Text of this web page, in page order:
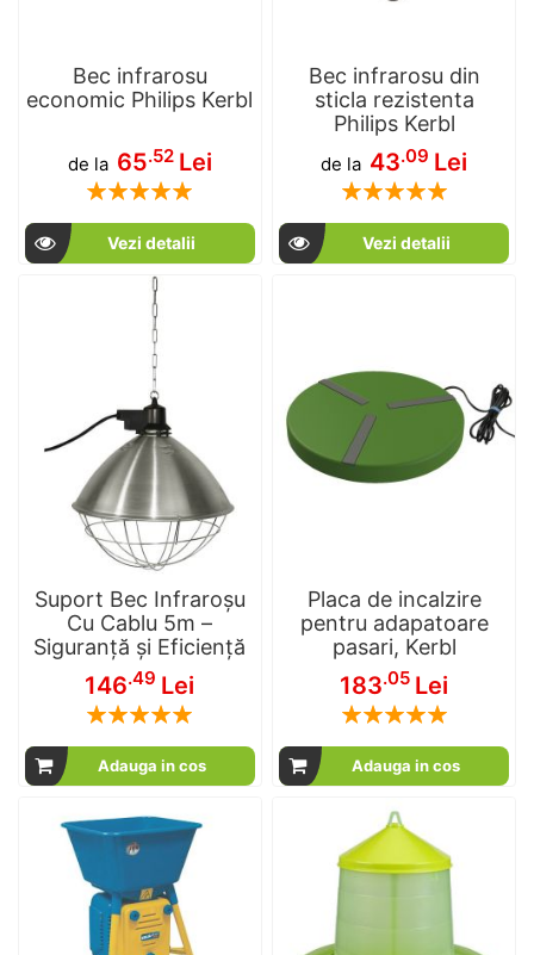
Bec infrarosu
economic Philips Kerbl
de la 65.52 Lei
Rating:
Vezi detalii
Bec infrarosu din
sticla rezistenta
Philips Kerbl
de la 43.09 Lei
Rating:
Vezi detalii
Suport Bec Infraroșu
Cu Cablu 5m –
Siguranță și Eficiență
146.49 Lei
Rating:
Adauga in cos
Placa de incalzire
pentru adapatoare
pasari, Kerbl
183.05 Lei
Rating:
Adauga in cos